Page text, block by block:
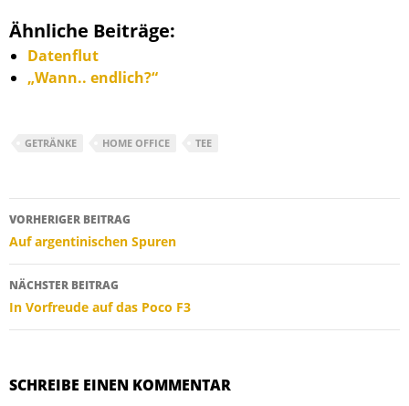
Ähnliche Beiträge:
Datenflut
„Wann.. endlich?“
GETRÄNKE HOME OFFICE TEE
Beitragsnavigation
VORHERIGER BEITRAG
Auf argentinischen Spuren
NÄCHSTER BEITRAG
In Vorfreude auf das Poco F3
SCHREIBE EINEN KOMMENTAR